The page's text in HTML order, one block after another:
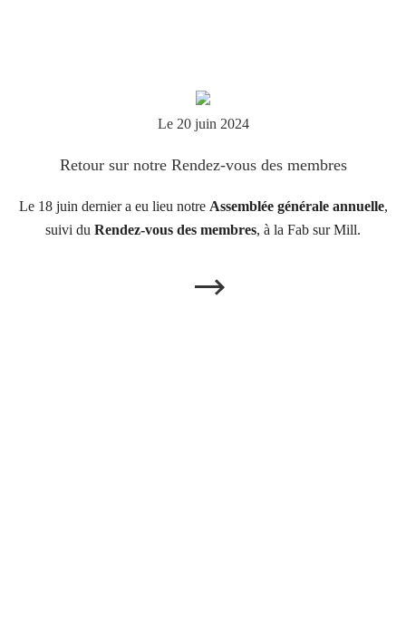
Le 20 juin 2024
Retour sur notre Rendez-vous des membres
Le 18 juin dernier a eu lieu notre Assemblée générale annuelle,
suivi du Rendez-vous des membres, à la Fab sur Mill.